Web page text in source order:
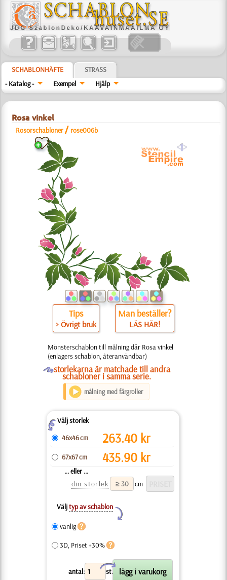
SCHABLONHÄFTE
STRASS
- Katalog -
Exempel Hjälp
Rosa vinkel
Rosorschabloner / rose006b
a
Tips
> Övrigt bruk
Man beställer?
LÄS HÄR!
Mönsterschablon till målning där Rosa vinkel
(enlagers schablon, återanvändbar)
Ostorlekarna är matchade till andra
schabloner i samma serie.
målning med färgroller
ZVälj storlek
46x46 cm
263.40 kr
67x67 cm 435.90 kr
... eller ...
din storlek
cm
Väljtyp av schablon
Y
vanlig
3D, Priset +30%
antal: st.
X